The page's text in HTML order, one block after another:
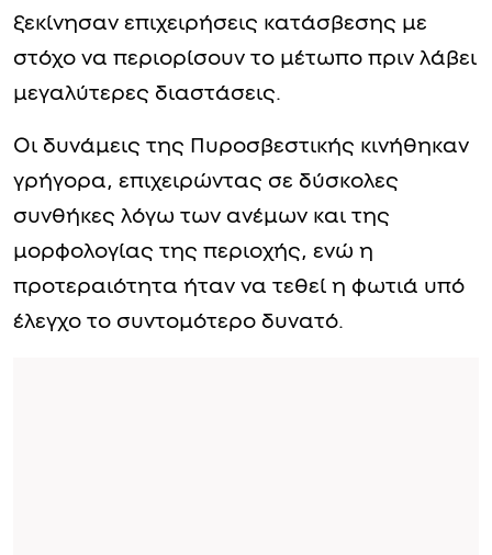
ξεκίνησαν επιχειρήσεις κατάσβεσης με
στόχο να περιορίσουν το μέτωπο πριν λάβει
μεγαλύτερες διαστάσεις.
Οι δυνάμεις της Πυροσβεστικής κινήθηκαν
γρήγορα, επιχειρώντας σε δύσκολες
συνθήκες λόγω των ανέμων και της
μορφολογίας της περιοχής, ενώ η
προτεραιότητα ήταν να τεθεί η φωτιά υπό
έλεγχο το συντομότερο δυνατό.